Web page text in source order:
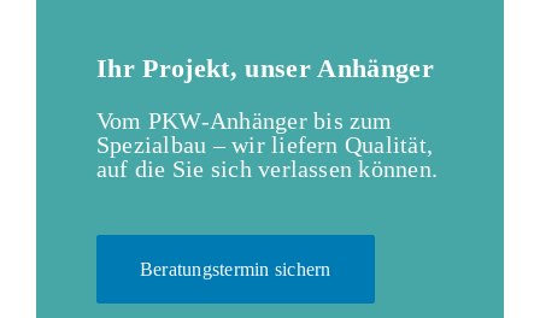
Anhänger kaufen
Mietpark
Anhängerwissen
Ihr Projekt, unser Anhänger
Vom PKW-Anhänger bis zum
Spezialbau – wir liefern Qualität,
auf die Sie sich verlassen können.
Beratungstermin sichern